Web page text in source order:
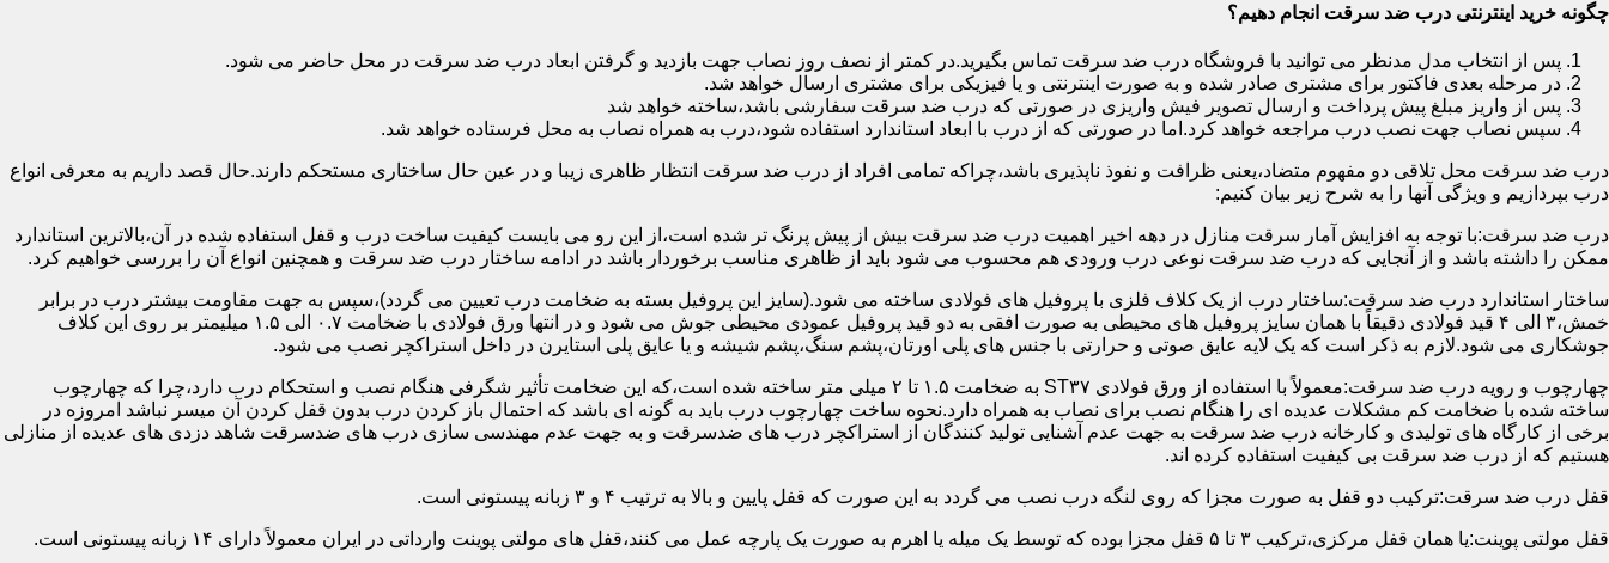
چگونه خرید اینترنتی درب ضد سرقت انجام دهیم؟
پس از انتخاب مدل مدنظر می توانید با فروشگاه درب ضد سرقت تماس بگیرید.در کمتر از نصف روز نصاب جهت بازدید و گرفتن ابعاد درب ضد سرقت در محل حاضر می شود.
در مرحله بعدی فاکتور برای مشتری صادر شده و به صورت اینترنتی و یا فیزیکی برای مشتری ارسال خواهد شد.
پس از واریز مبلغ پیش پرداخت و ارسال تصویر فیش واریزی در صورتی که درب ضد سرقت سفارشی باشد،ساخته خواهد شد
سپس نصاب جهت نصب درب مراجعه خواهد کرد.اما در صورتی که از درب با ابعاد استاندارد استفاده شود،درب به همراه نصاب به محل فرستاده خواهد شد.
درب ضد سرقت محل تلاقی دو مفهوم متضاد،یعنی ظرافت و نفوذ ناپذیری باشد،چراکه تمامی افراد از درب ضد سرقت انتظار ظاهری زیبا و در عین حال ساختاری مستحکم دارند.حال قصد داریم به معرفی انواع
درب بپردازیم و ویژگی آنها را به شرح زیر بیان کنیم:
درب ضد سرقت:با توجه به افزایش آمار سرقت منازل در دهه اخیر اهمیت درب ضد سرقت بیش از پیش پرنگ تر شده است،از این رو می بایست کیفیت ساخت درب و قفل استفاده شده در آن،بالاترین استاندارد
ممکن را داشته باشد و از آنجایی که درب ضد سرقت نوعی درب ورودی هم محسوب می شود باید از ظاهری مناسب برخوردار باشد در ادامه ساختار درب ضد سرقت و همچنین انواع آن را بررسی خواهیم کرد.
ساختار استاندارد درب ضد سرقت:ساختار درب از یک کلاف فلزی با پروفیل های فولادی ساخته می شود.(سایز این پروفیل بسته به ضخامت درب تعیین می گردد)،سپس به جهت مقاومت بیشتر درب در برابر
خمش،۳ الی ۴ قید فولادی دقیقاً با همان سایز پروفیل های محیطی به صورت افقی به دو قید پروفیل عمودی محیطی جوش می شود و در انتها ورق فولادی با ضخامت ۰.۷ الی ۱.۵ میلیمتر بر روی این کلاف
جوشکاری می شود.لازم به ذکر است که یک لایه عایق صوتی و حرارتی با جنس های پلی اورتان،پشم سنگ،پشم شیشه و یا عایق پلی استایرن در داخل استراکچر نصب می شود.
چهارچوب و رویه درب ضد سرقت:معمولاً با استفاده از ورق فولادی ST۳۷ به ضخامت ۱.۵ تا ۲ میلی متر ساخته شده است،که این ضخامت تأثیر شگرفی هنگام نصب و استحکام درب دارد،چرا که چهارچوب
ساخته شده با ضخامت کم مشکلات عدیده ای را هنگام نصب برای نصاب به همراه دارد.نحوه ساخت چهارچوب درب باید به گونه ای باشد که احتمال باز کردن درب بدون قفل کردن آن میسر نباشد امروزه در
برخی از کارگاه های تولیدی و کارخانه درب ضد سرقت به جهت عدم آشنایی تولید کنندگان از استراکچر درب های ضدسرقت و به جهت عدم مهندسی سازی درب های ضدسرقت شاهد دزدی های عدیده از منازلی
هستیم که از درب ضد سرقت بی کیفیت استفاده کرده اند.
قفل درب ضد سرقت:ترکیب دو قفل به صورت مجزا که روی لنگه درب نصب می گردد به این صورت که قفل پایین و بالا به ترتیب ۴ و ۳ زبانه پیستونی است.
قفل مولتی پوینت:یا همان قفل مرکزی،ترکیب ۳ تا ۵ قفل مجزا بوده که توسط یک میله یا اهرم به صورت یک پارچه عمل می کنند،قفل های مولتی پوینت وارداتی در ایران معمولاً دارای ۱۴ زبانه پیستونی است.